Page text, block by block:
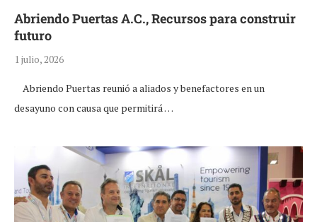
Abriendo Puertas A.C., Recursos para construir
futuro
1 julio, 2026
Abriendo Puertas reunió a aliados y benefactores en un
desayuno con causa que permitirá …